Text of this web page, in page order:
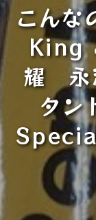
こんな
King
耀 永
タン